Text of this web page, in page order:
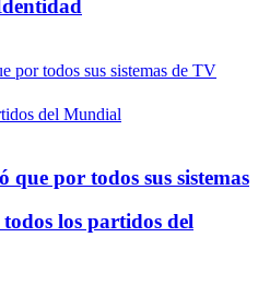
que por todos sus sistemas
los partidos del